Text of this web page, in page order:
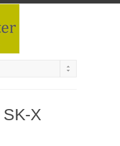
SK-X